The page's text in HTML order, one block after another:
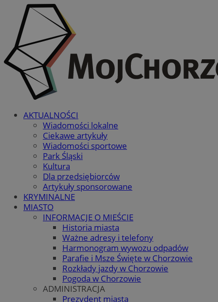
AKTUALNOŚCI
Wiadomości lokalne
Ciekawe artykuły
Wiadomości sportowe
Park Śląski
Kultura
Dla przedsiębiorców
Artykuły sponsorowane
KRYMINALNE
MIASTO
INFORMACJE O MIEŚCIE
Historia miasta
Ważne adresy i telefony
Harmonogram wywozu odpadów
Parafie i Msze Święte w Chorzowie
Rozkłady jazdy w Chorzowie
Pogoda w Chorzowie
ADMINISTRACJA
Prezydent miasta